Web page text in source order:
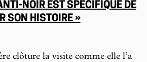
NOIR EST SPÉCIFIQUE DE
SON HISTOIRE »
clôture la visite comme elle l’a